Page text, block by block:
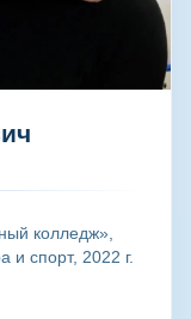
колледж»,
и спорт, 2022 г.